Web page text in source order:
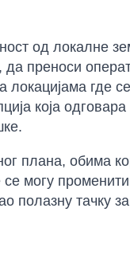
од локалне
преноси
где
која
плана, обима
могу
полазну тачку